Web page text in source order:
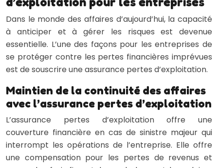
Dans le monde des affaires d’aujourd’hui, la capacité
à anticiper et à gérer les risques est devenue
essentielle. L’une des façons pour les entreprises de
se protéger contre les pertes financières imprévues
est de souscrire une assurance pertes d’exploitation.
Maintien de la continuité des affaires
avec l’assurance pertes d’exploitation
L’assurance pertes d’exploitation offre une
couverture financière en cas de sinistre majeur qui
interrompt les opérations de l’entreprise. Elle offre
une compensation pour les pertes de revenus et